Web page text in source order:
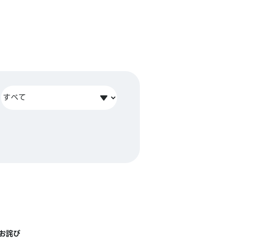
詫び